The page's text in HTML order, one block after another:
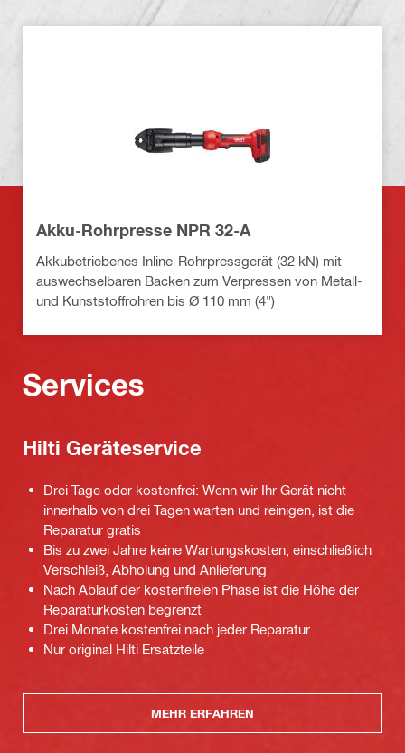
Akku-Rohrpresse NPR 32-A
Akkubetriebenes Inline-Rohrpressgerät (32 kN) mit
auswechselbaren Backen zum Verpressen von Metall-
und Kunststoffrohren bis Ø 110 mm (4")
Services
Hilti Geräteservice
Drei Tage oder kostenfrei: Wenn wir Ihr Gerät nicht
innerhalb von drei Tagen warten und reinigen, ist die
Reparatur gratis
Bis zu zwei Jahre keine Wartungskosten, einschließlich
Verschleiß, Abholung und Anlieferung
Nach Ablauf der kostenfreien Phase ist die Höhe der
Reparaturkosten begrenzt
Drei Monate kostenfrei nach jeder Reparatur
Nur original Hilti Ersatzteile
MEHR ERFAHREN